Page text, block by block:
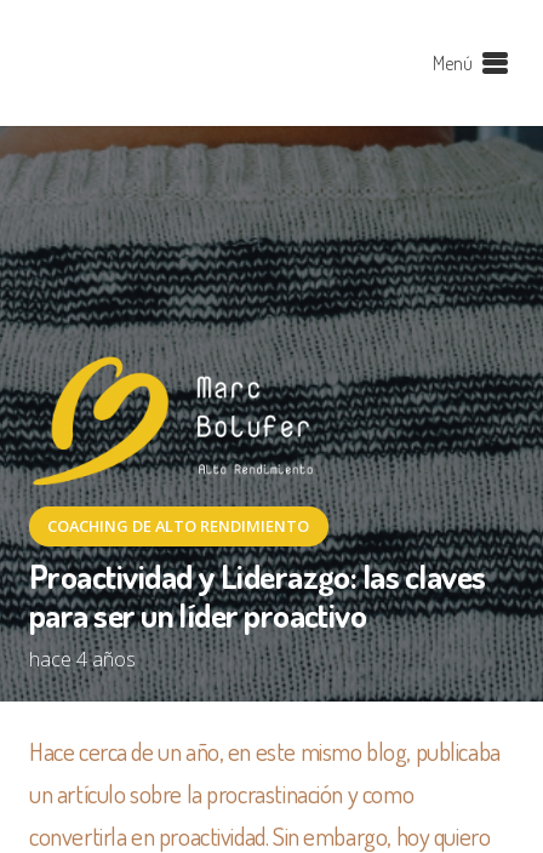
Menú
COACHING DE ALTO RENDIMIENTO
Proactividad y Liderazgo: las claves
para ser un líder proactivo
hace 4 años
Hace cerca de un año, en este mismo blog, publicaba
un artículo sobre la procrastinación y como
convertirla en proactividad. Sin embargo, hoy quiero